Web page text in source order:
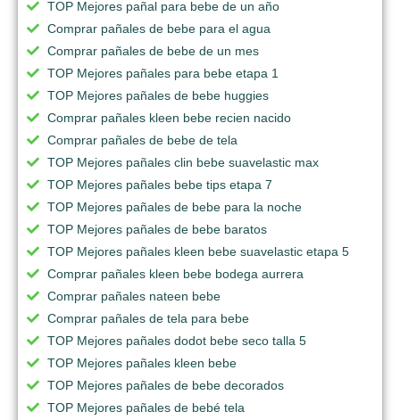
TOP Mejores pañal para bebe de un año
Comprar pañales de bebe para el agua
Comprar pañales de bebe de un mes
TOP Mejores pañales para bebe etapa 1
TOP Mejores pañales de bebe huggies
Comprar pañales kleen bebe recien nacido
Comprar pañales de bebe de tela
TOP Mejores pañales clin bebe suavelastic max
TOP Mejores pañales bebe tips etapa 7
TOP Mejores pañales de bebe para la noche
TOP Mejores pañales de bebe baratos
TOP Mejores pañales kleen bebe suavelastic etapa 5
Comprar pañales kleen bebe bodega aurrera
Comprar pañales nateen bebe
Comprar pañales de tela para bebe
TOP Mejores pañales dodot bebe seco talla 5
TOP Mejores pañales kleen bebe
TOP Mejores pañales de bebe decorados
TOP Mejores pañales de bebé tela